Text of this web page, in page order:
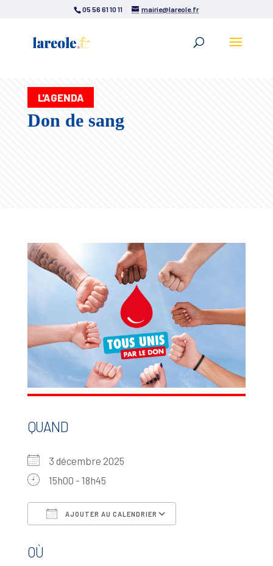
05 56 61 10 11 mairie@lareole.fr
L'AGENDA
Don de sang
QUAND
3 décembre 2025
15h00 - 18h45
AJOUTER AU CALENDRIER
OÙ